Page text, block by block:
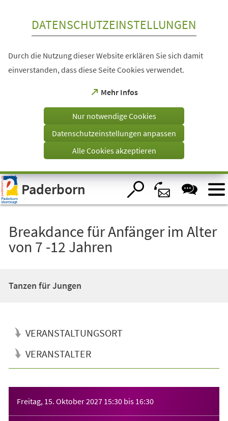
Visuelle
Assistenzsoftware
öffnen.
DATENSCHUTZEINSTELLUNGEN
Durch die Nutzung dieser Website erklären Sie sich damit
einverstanden, dass diese Seite Cookies verwendet.
Mehr Infos
(Öffnet
einem
Tab)
Nur notwendige Cookies
Datenschutzeinstellungen anpassen
Alle Cookies akzeptieren
Paderborn
Breakdance für Anfänger im Alter
von 7 -12 Jahren
Tanzen für Jungen
VERANSTALTUNGSORT
VERANSTALTER
Freitag, 15. Oktober 2027 15:30 bis 16:30